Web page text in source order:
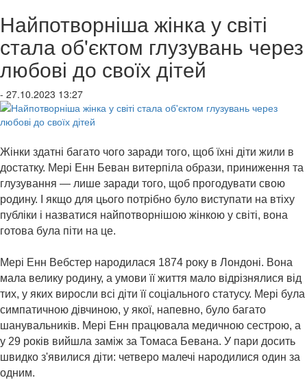
Найпотворніша жінка у світі
стала об'єктом глузувань через
любові до своїх дітей
- 27.10.2023 13:27
Жінки здатні багато чого заради того, щоб їхні діти жили в
достатку. Мері Енн Беван витерпіла образи, приниження та
глузування — лише заради того, щоб прогодувати свою
родину. І якщо для цього потрібно було виступати на втіху
публіки і назватися найпотворнішою жінкою у світі, вона
готова була піти на це.
Мері Енн Вебстер народилася 1874 року в Лондоні. Вона
мала велику родину, а умови її життя мало відрізнялися від
тих, у яких виросли всі діти її соціального статусу. Мері була
симпатичною дівчиною, у якої, напевно, було багато
шанувальників. Мері Енн працювала медичною сестрою, а
у 29 років вийшла заміж за Томаса Бевана. У пари досить
швидко з'явилися діти: четверо малечі народилися один за
одним.